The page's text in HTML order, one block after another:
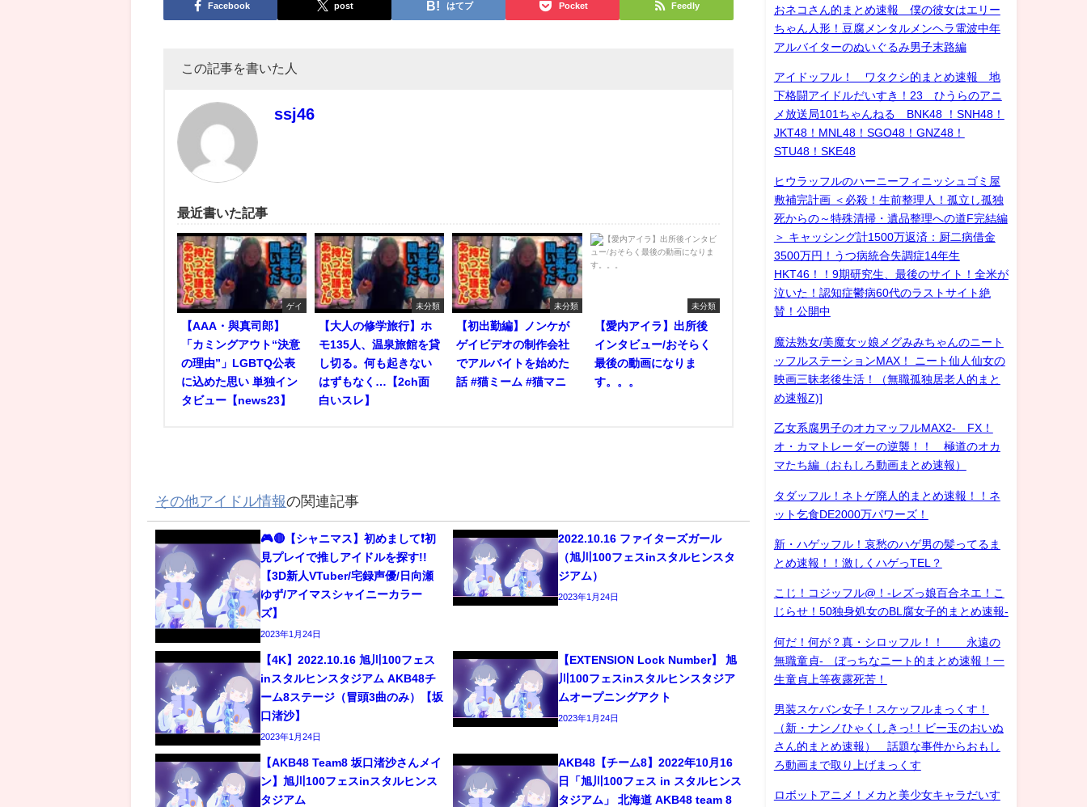
Facebook post はてブ Pocket Feedly
この記事を書いた人
ssj46
最近書いた記事
ゲイ
【AAA・與真司郎】
「カミングアウト“決意
の理由”」LGBTQ公表
に込めた思い 単独イン
タビュー【news23】
未分類
【大人の修学旅行】ホ
モ135人、温泉旅館を貸
し切る。何も起きない
はずもなく…【2ch面
白いスレ】
未分類
【初出勤編】ノンケが
ゲイビデオの制作会社
でアルバイトを始めた
話 #猫ミーム #猫マニ
未分類
【愛内アイラ】出所後
インタビュー/おそらく
最後の動画になりま
す。。。
その他アイドル情報の関連記事
🎮🔴【シャニマス】初めまして❗️初
見プレイで推しアイドルを探す!!
【3D新人VTuber/宅録声優/日向瀬
ゆず/アイマスシャイニーカラー
ズ】
2023年1月24日
2022.10.16 ファイターズガール
（旭川100フェスinスタルヒンスタ
ジアム）
2023年1月24日
【4K】2022.10.16 旭川100フェス
inスタルヒンスタジアム AKB48チ
ーム8ステージ（冒頭3曲のみ）【坂
口渚沙】
2023年1月24日
【EXTENSION Lock Number】 旭
川100フェスinスタルヒンスタジア
ムオープニングアクト
2023年1月24日
【AKB48 Team8 坂口渚沙さんメイ
ン】旭川100フェスinスタルヒンス
タジアム
AKB48【チーム8】2022年10月16
日「旭川100フェス in スタルヒンス
タジアム」 北海道 AKB48 team 8
おネコさん的まとめ速報 僕の彼女はエリー
ちゃん人形！豆腐メンタルメンヘラ電波中年
アルバイターのぬいぐるみ男子末路編
アイドッフル！ ワタクシ的まとめ速報 地
下格闘アイドルだいすき！23 ひうらのアニ
メ放送局101ちゃんねる BNK48 ！SNH48！
JKT48！MNL48！SGO48！GNZ48！
STU48！SKE48
ヒウラッフルのハーニーフィニッシュゴミ屋
敷補完計画 ＜必殺！生前整理人！孤立し孤独
死からの～特殊清掃・遺品整理への道F完結編
＞ キャッシング計1500万返済：厨二病借金
3500万円！うつ病統合失調症14年生
HKT46！！9期研究生、最後のサイト！全米が
泣いた！認知症鬱病60代のラストサイト絶
賛！公開中
魔法熟女/美魔女ッ娘メグみみちゃんのニート
ッフルステーションMAX！ ニート仙人仙女の
映画三昧老後生活！（無職孤独居老人的まと
め速報Z)]
乙女系腐男子のオカマッフルMAX2- FX！
オ・カマトレーダーの逆襲！！ 極道のオカ
マたち編（おもしろ動画まとめ速報）
タダッフル！ネトゲ廃人的まとめ速報！！ネ
ット乞食DE2000万パワーズ！
新・ハゲッフル！哀愁のハゲ男の髪ってるま
とめ速報！！激しくハゲっTEL？
こじ！コジッフル@！-レズっ娘百合ネエ！こ
じらせ！50独身処女のBL腐女子的まとめ速報-
何だ！何が？真・シロッフル！！ 永遠の
無職童貞- ぼっちなニート的まとめ速報！一
生童貞上等夜露死苦！
男装スケバン女子！スケッフルまっくす！
（新・ナンノひゃくしきっ!！ビー玉のおいぬ
さん的まとめ速報） 話題な事件からおもし
ろ動画まで取り上げまっくす
ロボットアニメ！メカと美少女キャラだいす